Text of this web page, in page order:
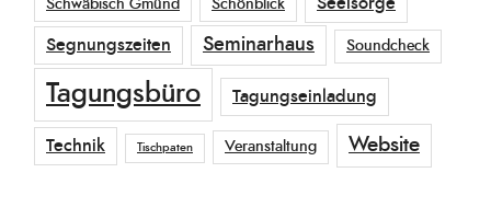
Schwäbisch Gmünd Schönblick
Segnungszeiten Seminarhaus Soundcheck
Tagungsbüro Tagungseinladung
Technik Tischpaten Veranstaltung Website